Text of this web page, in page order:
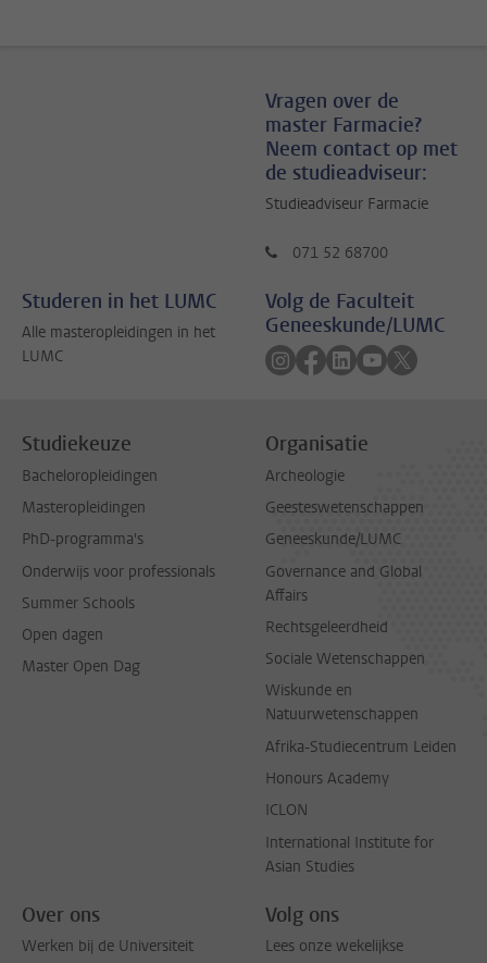
Vragen over de
master Farmacie?
Neem contact op met
de studieadviseur:
Studieadviseur Farmacie
071 52 68700
Studeren in het LUMC
Alle masteropleidingen in het
LUMC
Volg de Faculteit
Geneeskunde/LUMC
Volg ons op instagram
Volg ons op facebook
Volg ons op
Volg ons op
Volg ons
Studiekeuze
Bacheloropleidingen
Masteropleidingen
PhD-programma's
Onderwijs voor professionals
Summer Schools
Open dagen
Master Open Dag
Organisatie
Archeologie
Geesteswetenschappen
Geneeskunde/LUMC
Governance and Global
Affairs
Rechtsgeleerdheid
Sociale Wetenschappen
Wiskunde en
Natuurwetenschappen
Afrika-Studiecentrum Leiden
Honours Academy
ICLON
International Institute for
Asian Studies
Over ons
Werken bij de Universiteit
Volg ons
Lees onze wekelijkse